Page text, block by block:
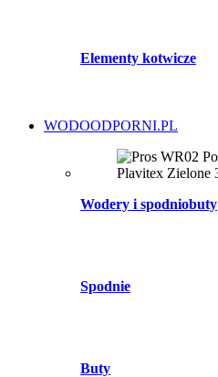
Elementy kotwicze
WODOODPORNI.PL
Wodery i spodniobuty
Spodnie
Buty